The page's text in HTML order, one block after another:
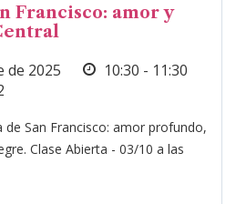
Francisco: amor y
de 2025
10:30 - 11:30
San Francisco: amor profundo,
Clase Abierta - 03/10 a las